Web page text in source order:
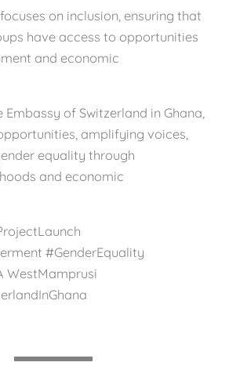
on inclusion, ensuring that
have access to opportunities
and economic
Embassy of Switzerland in Ghana,
amplifying voices,
equality through
and economic
#GenderEquality
WestMamprusi